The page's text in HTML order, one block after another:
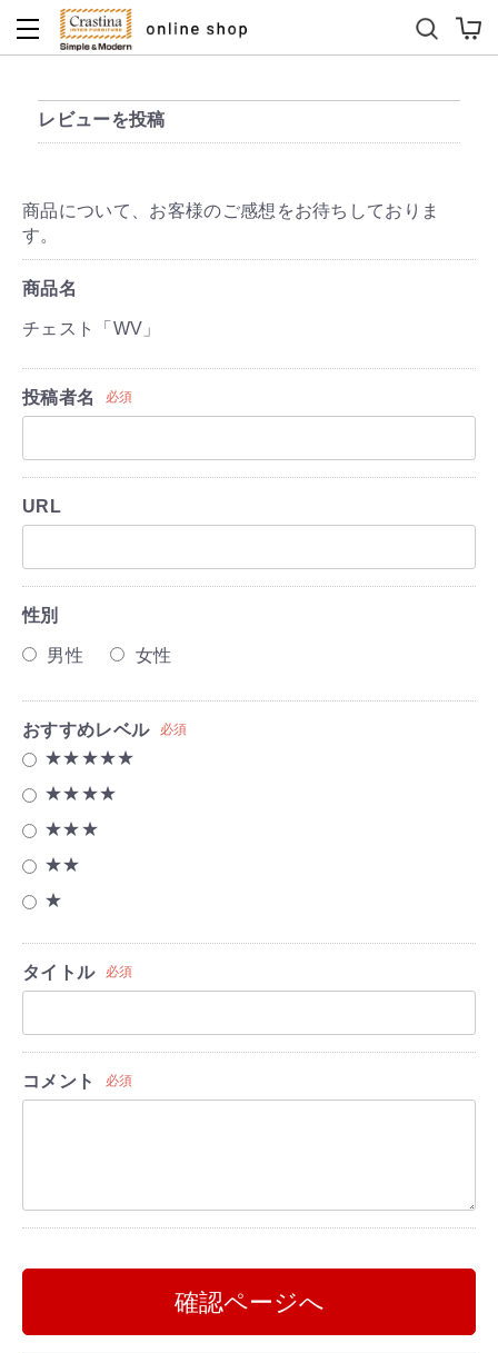
ダイニングテーブルセット
レビューを投稿
商品について、お客様のご感想をお待ちしておりま
す。
商品名
チェスト「WV」
投稿者名 必須
URL
性別
男性 女性
おすすめレベル 必須
★★★★★
★★★★
★★★
★★
★
タイトル 必須
コメント 必須
確認ページへ